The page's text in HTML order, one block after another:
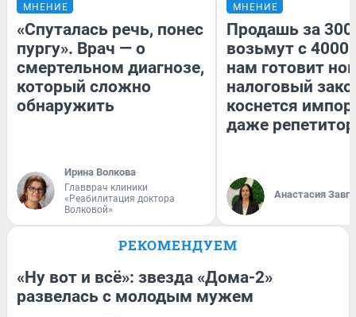
МНЕНИЕ
«Спуталась речь, понес
пургу». Врач — о
смертельном диагнозе,
который сложно
обнаружить
Ирина Волкова
Главврач клиники
«Реабилитация доктора
Волковой»
МНЕНИЕ
Продашь за
возьмут с
нам готовит
налоговый
коснется
даже
Анастасия
РЕКОМЕНДУЕМ
«Ну вот и всё»: звезда «Дома-2»
развелась с молодым мужем